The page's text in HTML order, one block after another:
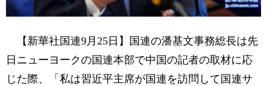
【新華社国連9月25日】国連の潘基文事務総長は先
日ニューヨークの国連本部で中国の記者の取材に応
じた際、「私は習近平主席が国連を訪問して国連サ